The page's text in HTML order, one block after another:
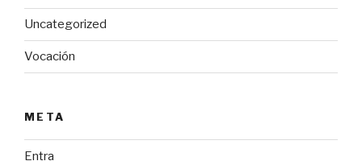
Uncategorized
Vocación
META
Entra